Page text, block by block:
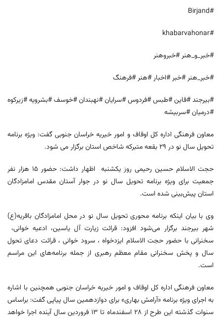
#Birjand
#khabarvahonar
#خبر_و_هنر #خبروهنر
#خبر_هنر #خبر #اخبار #هنر #فرهنگ
#بیرجند #قاین #طبس #فردوس #سرایان #نهبندان #خوسف #بشرویه #زیرکوه
#درمیان #سربیشه
معاون فرهنگی اداره کل اوقاف و امور خیریه خراسان جنوبی گفت: ویژه برنامه
تحویل سال نو در ۲۹ بقعه متبرکه شاخص استان برگزار می شود.
حجت الاسلام حسین رحیمی روز یکشنبه اظهار داشت: حضور ۱۵ هزار نفر
جمعیت برای ویژه برنامه تحویل سال نو در جوار آستان مقدس امامزادگان
استان پیش‌بینی شده است.
وی با بیان اینکه برنامه محوری تحویل سال نو در محل امامزادگان باقریه(ع)
شهر بیرجند برگزار می‌شود افزود: قرائت زیارت آل یاسین، ادعیه خوانی،
سخنرانی با حضور حجت الاسلام ایزدخواه ، سرود خوانی ، قرائت دعای تحول
سال و پخش سخنرانی مقام معظم رهبری از جمله برنامه‌های این مراسم
است.
معاون فرهنگی اداره کل اوقاف و امور خیریه خراسان جنوبی همچنین با اشاره
به اجرای ویژه برنامه «آرامش بهاری» برای دوازدهمین سال پیاپی گفت: براساس
سنوات گذشته این طرح از ۲۸ اسفندماه تا ۱۳ فروردین سال آینده اجرا خواهد